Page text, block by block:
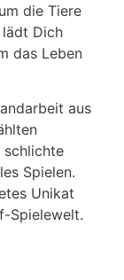
die Tiere
Dich
das Leben
aus
schlichte
Spielen.
Unikat
Spielewelt.